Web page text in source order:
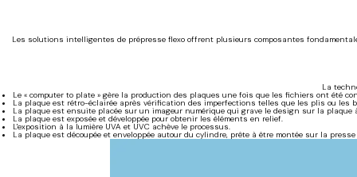
Les solutions intelligentes de prépresse flexo offrent plusieurs composantes
La
Le « computer to plate » gère la production des plaques une fois que les fichiers ont été
La plaque est rétro-éclairée après vérification des imperfections telles que les plis ou
La plaque est ensuite placée sur un imageur numérique qui grave le design sur la plaque
La plaque est exposée et développée pour obtenir les éléments en relief.
L'exposition à la lumière UVA et UVC achève le processus.
La plaque est découpée et enveloppée autour du cylindre, prête à être montée sur la